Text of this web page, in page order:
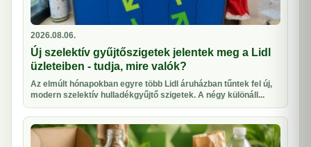
2026.08.06.
Új szelektív gyűjtőszigetek jelentek meg a Lidl
üzleteiben - tudja, mire valók?
Az elmúlt hónapokban egyre több Lidl áruházban tűntek fel új,
modern szelektív hulladékgyűjtő szigetek. A négy különáll...